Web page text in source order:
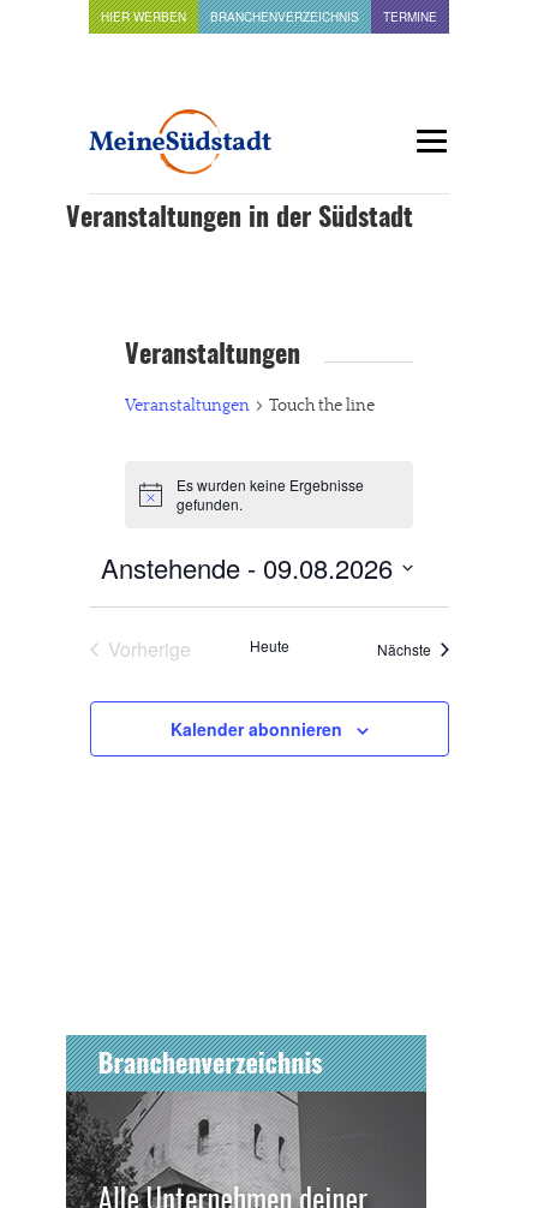
HIER WERBEN BRANCHENVERZEICHNIS TERMINE
Veranstaltungen in der Südstadt
Veranstaltungen
Veranstaltungen Touch the line
Hinweis
Es wurden keine Ergebnisse
gefunden.
Anstehende - 09.08.2026
Vorherige
Heute NächsteVeranstaltungen
Kalender abonnieren